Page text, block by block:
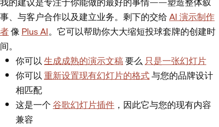
事、与客户合作以及建立业务。剩下的交给AI 演示制作
者像Plus AI。它可以帮助你大大缩短投球套牌的创建时
间。
你可以生成成熟的演示文稿要么只是一张幻灯片
你可以重新设置现有幻灯片的格式与您的品牌设计
相匹配
这是一个谷歌幻灯片插件 ，因此它与您的现有内容
兼容